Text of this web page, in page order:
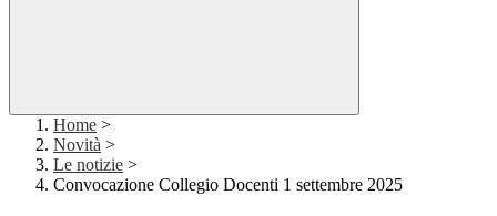
Home >
Novità >
Le notizie >
Convocazione Collegio Docenti 1 settembre 2025